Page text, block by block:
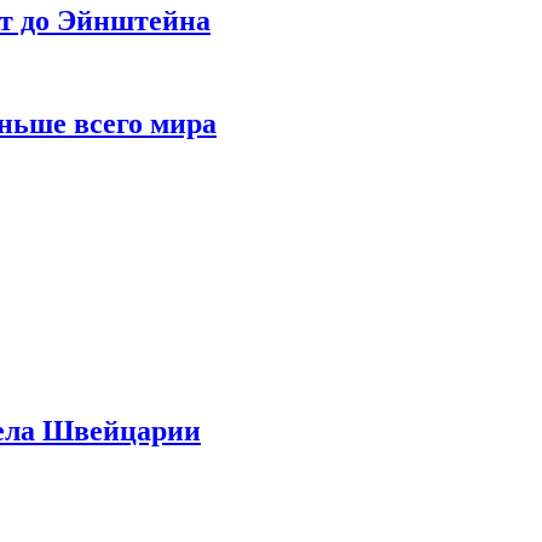
до Эйнштейна
всего мира
Швейцарии